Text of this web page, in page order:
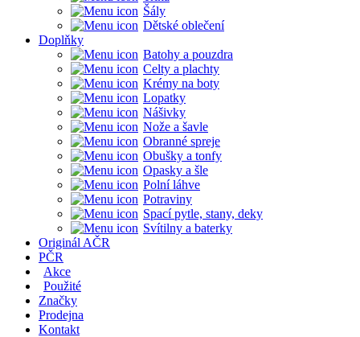
Šály
Dětské oblečení
Doplňky
Batohy a pouzdra
Celty a plachty
Krémy na boty
Lopatky
Nášivky
Nože a šavle
Obranné spreje
Obušky a tonfy
Opasky a šle
Polní láhve
Potraviny
Spací pytle, stany, deky
Svítilny a baterky
Originál AČR
PČR
Akce
Použité
Značky
Prodejna
Kontakt